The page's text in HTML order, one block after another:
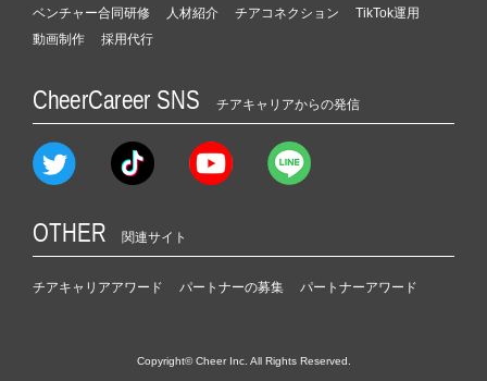
ベンチャー合同研修
人材紹介 チアコネクション
TikTok運用
動画制作
採用代行
CheerCareer SNS チアキャリアからの発信
OTHER 関連サイト
チアキャリアアワード パートナーの募集 パートナーアワード
Copyright© Cheer Inc. All Rights Reserved.